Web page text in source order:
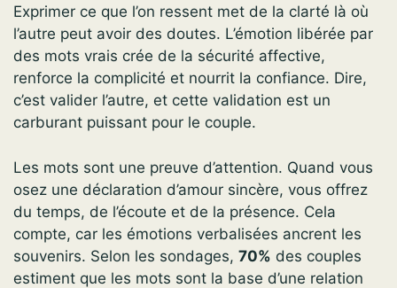
Exprimer ce que l’on ressent met de la clarté là où
l’autre peut avoir des doutes. L’émotion libérée par
des mots vrais crée de la sécurité affective,
renforce la complicité et nourrit la confiance. Dire,
c’est valider l’autre, et cette validation est un
carburant puissant pour le couple.
Les mots sont une preuve d’attention. Quand vous
osez une déclaration d’amour sincère, vous offrez
du temps, de l’écoute et de la présence. Cela
compte, car les émotions verbalisées ancrent les
souvenirs. Selon les sondages, 70% des couples
estiment que les mots sont la base d’une relation